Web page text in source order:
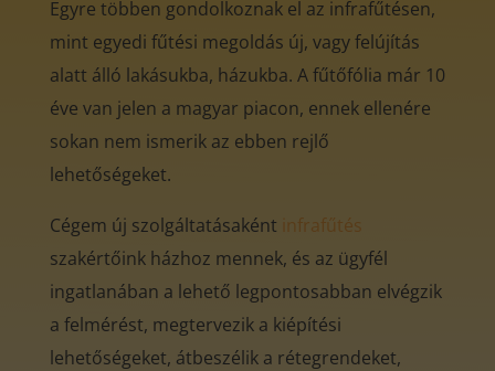
Egyre többen gondolkoznak el az infrafűtésen,
mint egyedi fűtési megoldás új, vagy felújítás
alatt álló lakásukba, házukba. A fűtőfólia már 10
éve van jelen a magyar piacon, ennek ellenére
sokan nem ismerik az ebben rejlő
lehetőségeket.
Cégem új szolgáltatásaként infrafűtés
szakértőink házhoz mennek, és az ügyfél
ingatlanában a lehető legpontosabban elvégzik
a felmérést, megtervezik a kiépítési
lehetőségeket, átbeszélik a rétegrendeket,